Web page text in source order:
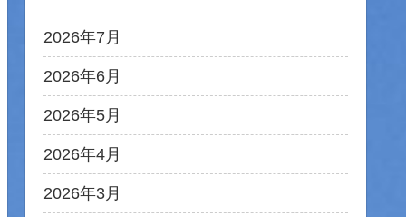
2026年7月
2026年6月
2026年5月
2026年4月
2026年3月